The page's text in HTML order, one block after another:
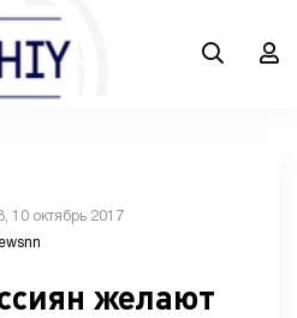
10 октябрь 2017
желают